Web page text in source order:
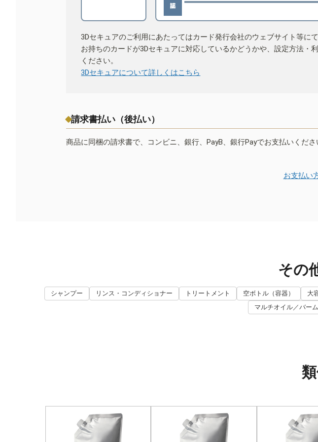
3Dセキュアのご利用にあたってはカード発行会社のウェブサイト等に
お持ちのカードが3Dセキュアに対応しているかどうかや、設定方法・
ください。
3Dセキュアについて詳しくはこちら
請求書払い（後払い）
商品に同梱の請求書で、コンビニ、銀行、PayB、銀行Payでお支払いくだ
お支払い
その
シャンプー リンス・コンディショナー トリートメント 空ボトル（容器） 大
マルチオイル／バーム